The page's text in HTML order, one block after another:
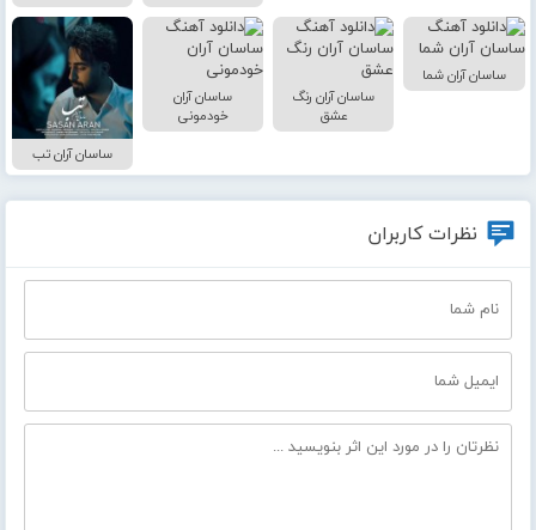
ساسان آران شما
ساسان آران رنگ
عشق
ساسان آران
خودمونی
ساسان آران تب
نظرات کاربران